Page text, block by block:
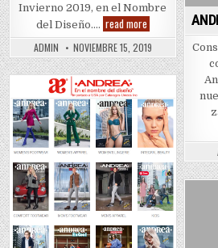
Invierno 2019, en el Nombre
del Diseño…. read moreAndrea
Venta
por
Catalogo
ADMIN NOVIEMBRE 15, 2019
Posted
in